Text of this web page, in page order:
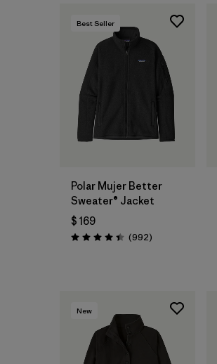
Best Seller
Polar Mujer Better
Sweater® Jacket
$ 169
Valoración: 4.4 / 5
(992Comentarios
)
New